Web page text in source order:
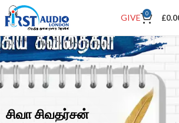
GIVE 0 £
சிவா சிவதர்சன்